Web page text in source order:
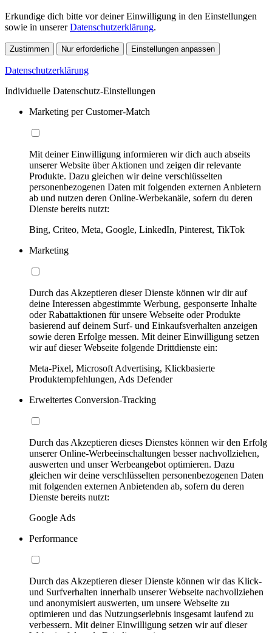
Erkundige dich bitte vor deiner Einwilligung in den Einstellungen
sowie in unsererDatenschutzerklärung.
Zustimmen Nur erforderliche Einstellungen anpassen
Datenschutzerklärung
Individuelle Datenschutz-Einstellungen
Marketing per Customer-Match
Mit deiner Einwilligung informieren wir dich auch abseits
unserer Website über Aktionen und zeigen dir relevante
Produkte. Dazu gleichen wir deine verschlüsselten
personenbezogenen Daten mit folgenden externen Anbietern
ab und nutzen deren Online-Werbekanäle, sofern du deren
Dienste bereits nutzt:
Bing, Criteo, Meta, Google, LinkedIn, Pinterest, TikTok
Marketing
Durch das Akzeptieren dieser Dienste können wir dir auf
deine Interessen abgestimmte Werbung, gesponserte Inhalte
oder Rabattaktionen für unsere Webseite oder Produkte
basierend auf deinem Surf- und Einkaufsverhalten anzeigen
sowie deren Erfolge messen. Mit deiner Einwilligung setzen
wir auf dieser Webseite folgende Drittdienste ein:
Meta-Pixel, Microsoft Advertising, Klickbasierte
Produktempfehlungen, Ads Defender
Erweitertes Conversion-Tracking
Durch das Akzeptieren dieses Dienstes können wir den Erfolg
unserer Online-Werbeeinschaltungen besser nachvollziehen,
auswerten und unser Werbeangebot optimieren. Dazu
gleichen wir deine verschlüsselten personenbezogenen Daten
mit folgenden externen Anbietenden ab, sofern du deren
Dienste bereits nutzt:
Google Ads
Performance
Durch das Akzeptieren dieser Dienste können wir das Klick-
und Surfverhalten innerhalb unserer Webseite nachvollziehen
und anonymisiert auswerten, um unsere Webseite zu
optimieren und das Nutzungserlebnis insgesamt laufend zu
verbessern. Mit deiner Einwilligung setzen wir auf dieser